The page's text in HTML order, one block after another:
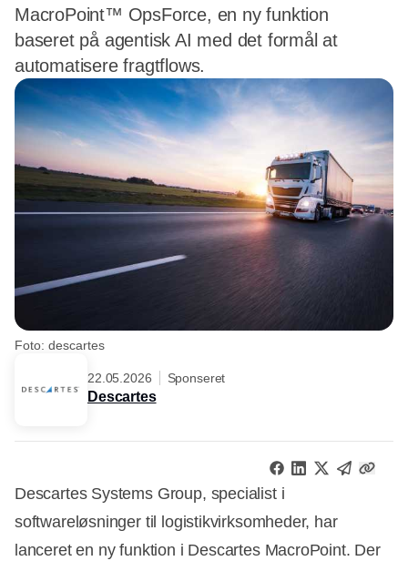
MacroPoint™ OpsForce, en ny funktion
baseret på agentisk AI med det formål at
automatisere fragtflows.
Foto: descartes
22.05.2026 Sponseret
Descartes
Descartes Systems Group, specialist i
softwareløsninger til logistikvirksomheder, har
lanceret en ny funktion i Descartes MacroPoint. Der